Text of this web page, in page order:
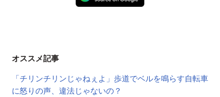
オススメ記事
「チリンチリンじゃねぇよ」歩道でベルを鳴らす自転車
に怒りの声、違法じゃないの？